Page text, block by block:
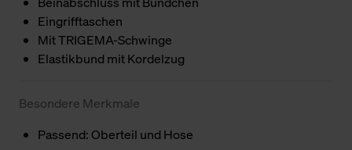
Eingrifftaschen
Mit TRIGEMA-Schwinge
Elastikbund mit Kordelzug
Besondere Merkmale
Passend: Oberteil und Hose